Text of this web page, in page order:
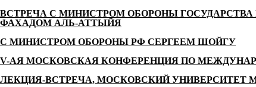
ВСТРЕЧА С МИНИСТРОМ ОБОРОНЫ
ФАХАДОМ АЛЬ-АТТЫЙЯ
С МИНИСТРОМ ОБОРОНЫ РФ СЕРГЕЕМ ШОЙГУ
V-АЯ МОСКОВСКАЯ КОНФЕРЕНЦИЯ ПО
ЛЕКЦИЯ-ВСТРЕЧА, МОСКОВСКИЙ УНИВЕРСИТЕТ